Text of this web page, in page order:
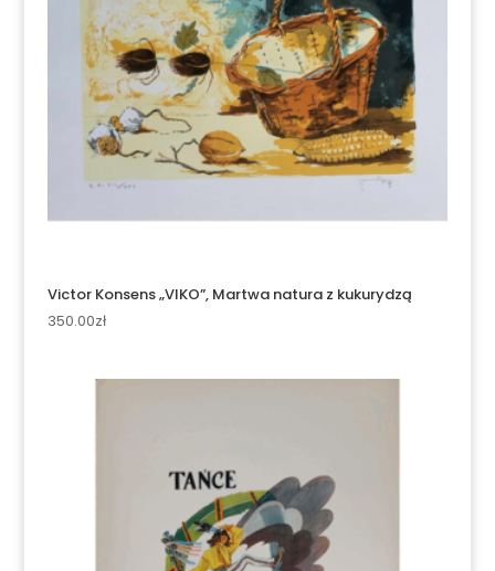
Victor Konsens „VIKO”, Martwa natura z kukurydzą
350.00zł